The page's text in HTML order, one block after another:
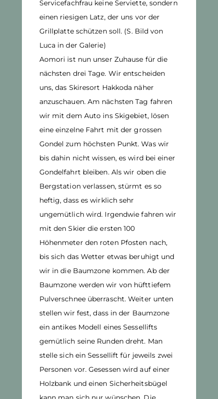
Servicefachfrau keine Serviette, sondern
einen riesigen Latz, der uns vor der
Grillplatte schützen soll. (S. Bild von
Luca in der Galerie)
Aomori ist nun unser Zuhause für die
nächsten drei Tage. Wir entscheiden
uns, das Skiresort Hakkoda näher
anzuschauen. Am nächsten Tag fahren
wir mit dem Auto ins Skigebiet, lösen
eine einzelne Fahrt mit der grossen
Gondel zum höchsten Punkt. Was wir
bis dahin nicht wissen, es wird bei einer
Gondelfahrt bleiben. Als wir oben die
Bergstation verlassen, stürmt es so
heftig, dass es wirklich sehr
ungemütlich wird. Irgendwie fahren wir
mit den Skier die ersten 100
Höhenmeter den roten Pfosten nach,
bis sich das Wetter etwas beruhigt und
wir in die Baumzone kommen. Ab der
Baumzone werden wir von hüfttiefem
Pulverschnee überrascht. Weiter unten
stellen wir fest, dass in der Baumzone
ein antikes Modell eines Sessellifts
gemütlich seine Runden dreht. Man
stelle sich ein Sessellift für jeweils zwei
Personen vor. Gesessen wird auf einer
Holzbank und einen Sicherheitsbügel